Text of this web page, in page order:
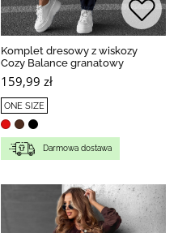
Komplet dresowy z wiskozy
Cozy Balance granatowy
159,99 zł
ONE SIZE
Darmowa dostawa